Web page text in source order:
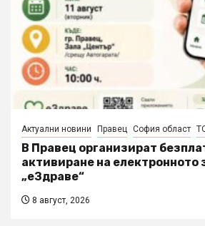
Актуални новини Правец София област
В Правец организират
активиране на електронното
„еЗдраве“
8 август, 2026